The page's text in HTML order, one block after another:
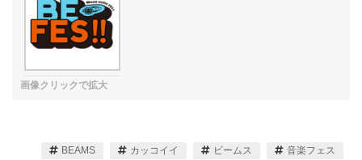
BEAMS カッコイイ ビームス 音楽フェス